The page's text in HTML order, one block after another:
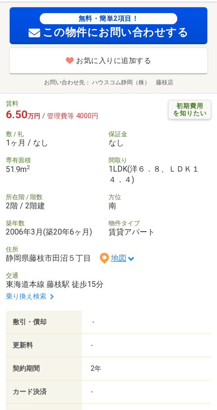
無料・簡単2項目！
この物件にお問い合わせする
お気に入りに追加する
お問い合わせ先 ハウスコム静岡（株） 藤枝店
初期費用
を知りたい
賃料
6.50万円 / 管理費等 4000円
敷 / 礼
1ヶ月 / なし
保証金
なし
専有面積
51.9m2
間取り
1LDK(洋６．８、ＬＤＫ１
４．４)
所在階 / 階数
2階 / 2階建
方位
南
築年数
2006年3月(築20年6ヶ月)
物件タイプ
賃貸アパート
住所
静岡県藤枝市田沼５丁目 地図
交通
東海道本線 藤枝駅 徒歩15分
乗り換え検索
敷引・償却 -
更新料 -
契約期間 2年
カード決済 -